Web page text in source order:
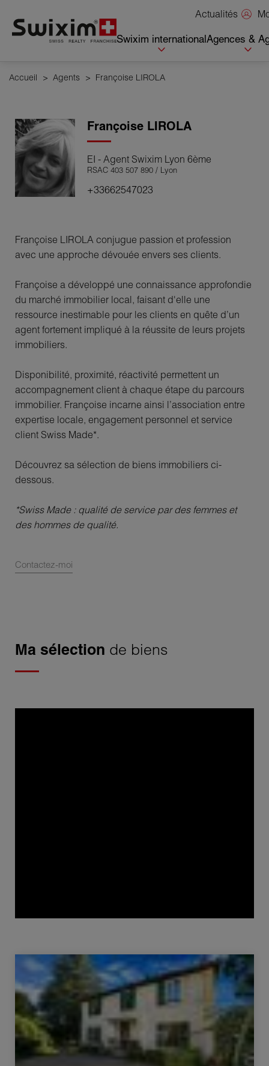
Actualités
Swixim internationalAgences &
Accueil > Agents > Françoise LIROLA
Françoise LIROLA
EI - Agent Swixim Lyon 6ème
RSAC 403 507 890 / Lyon
+33662547023
Françoise LIROLA conjugue passion et profession
avec une approche dévouée envers ses clients.
Françoise a développé une connaissance approfondie
du marché immobilier local, faisant d'elle une
ressource inestimable pour les clients en quête d’un
agent fortement impliqué à la réussite de leurs projets
immobiliers.
Disponibilité, proximité, réactivité permettent un
accompagnement client à chaque étape du parcours
immobilier. Françoise incarne ainsi l’association entre
expertise locale, engagement personnel et service
client Swiss Made*.
Découvrez sa sélection de biens immobiliers ci-
dessous.
*Swiss Made : qualité de service par des femmes et
des hommes de qualité.
Contactez-moi
Ma sélection de biens
Vente Propriété Écully 9 Pièces 240 m²